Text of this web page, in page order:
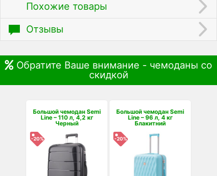
Похожие товары
Отзывы
Обратите Ваше внимание - чемоданы со
скидкой
Большой чемодан Semi
Line – 110 л, 4,2 кг
Черный
-20%
Большой чемодан Semi
Line – 96 л, 4 кг
Блакитний
-20%